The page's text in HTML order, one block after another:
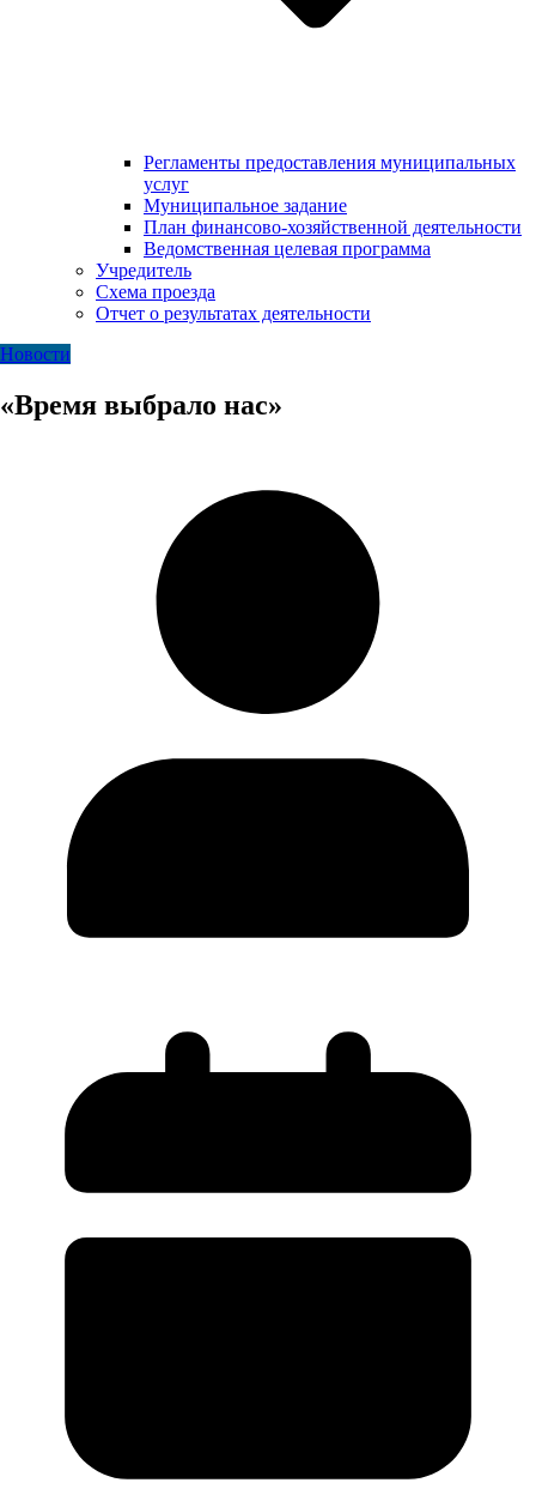
Регламенты предоставления муниципальных
услуг
Муниципальное задание
План финансово-хозяйственной деятельности
Ведомственная целевая программа
Учредитель
Схема проезда
Отчет о результатах деятельности
Новости
«Время выбрало нас»